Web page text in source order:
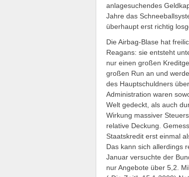
anlagesuchendes
Jahre das
überhaupt erst richtig
Die Airbag-Blase hat
Reagans: sie entsteht
nur einen großen
großen Run an und
des Hauptschuldners
Administration waren
Welt gedeckt, als auch
Wirkung massiver
relative Deckung.
Staatskredit erst einmal
Das kann sich allerdings
Januar versuchte der
nur Angebote über 5,2.